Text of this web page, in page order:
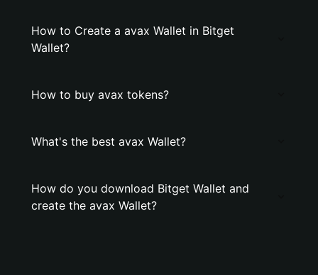
How to Create a avax Wallet in Bitget
Wallet?
How to buy avax tokens?
What's the best avax Wallet?
How do you download Bitget Wallet and
create the avax Wallet?